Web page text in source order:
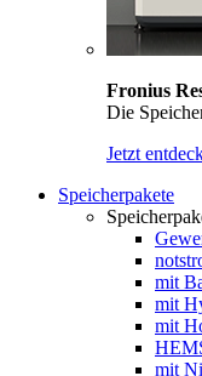
Fronius
Die
Jetzt
Speicherpakete
mit
mit
mit
mit